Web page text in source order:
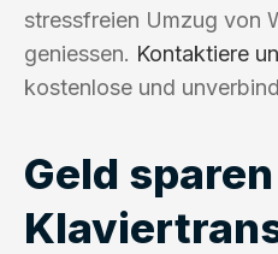
stressfreien Umzug von
geniessen. Kontaktiere
kostenlose und
Geld